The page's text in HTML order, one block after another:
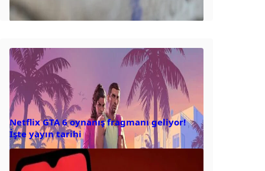
Netflix GTA 6 oynanış fragmanı geliyor!
İşte yayın tarihi